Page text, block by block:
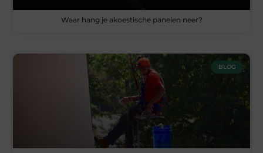
Waar hang je akoestische panelen neer?
BLOG